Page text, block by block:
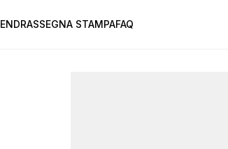
RASSEGNA STAMPAFAQ